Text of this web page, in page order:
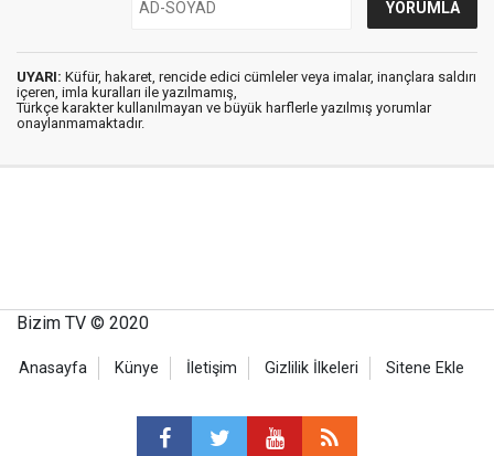
UYARI: Küfür, hakaret, rencide edici cümleler veya imalar, inançlara saldırı
içeren, imla kuralları ile yazılmamış,
Türkçe karakter kullanılmayan ve büyük harflerle yazılmış yorumlar
onaylanmamaktadır.
Bizim TV © 2020
Anasayfa Künye İletişim Gizlilik İlkeleri Sitene Ekle